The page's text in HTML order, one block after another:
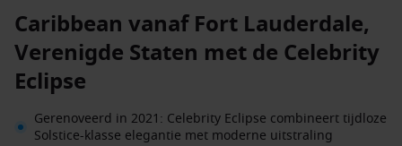
Caribbean vanaf Fort Lauderdale,
Verenigde Staten met de Celebrity
Eclipse
Gerenoveerd in 2021: Celebrity Eclipse combineert tijdloze
Solstice-klasse elegantie met moderne uitstraling